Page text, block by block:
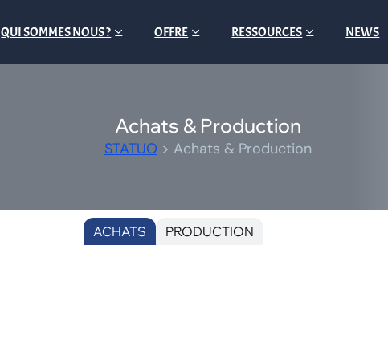
QUI SOMMES NOUS ? OFFRE RESSOURCES NEWS
Achats & Production
STATUO > Achats & Production
ACHATS PRODUCTION